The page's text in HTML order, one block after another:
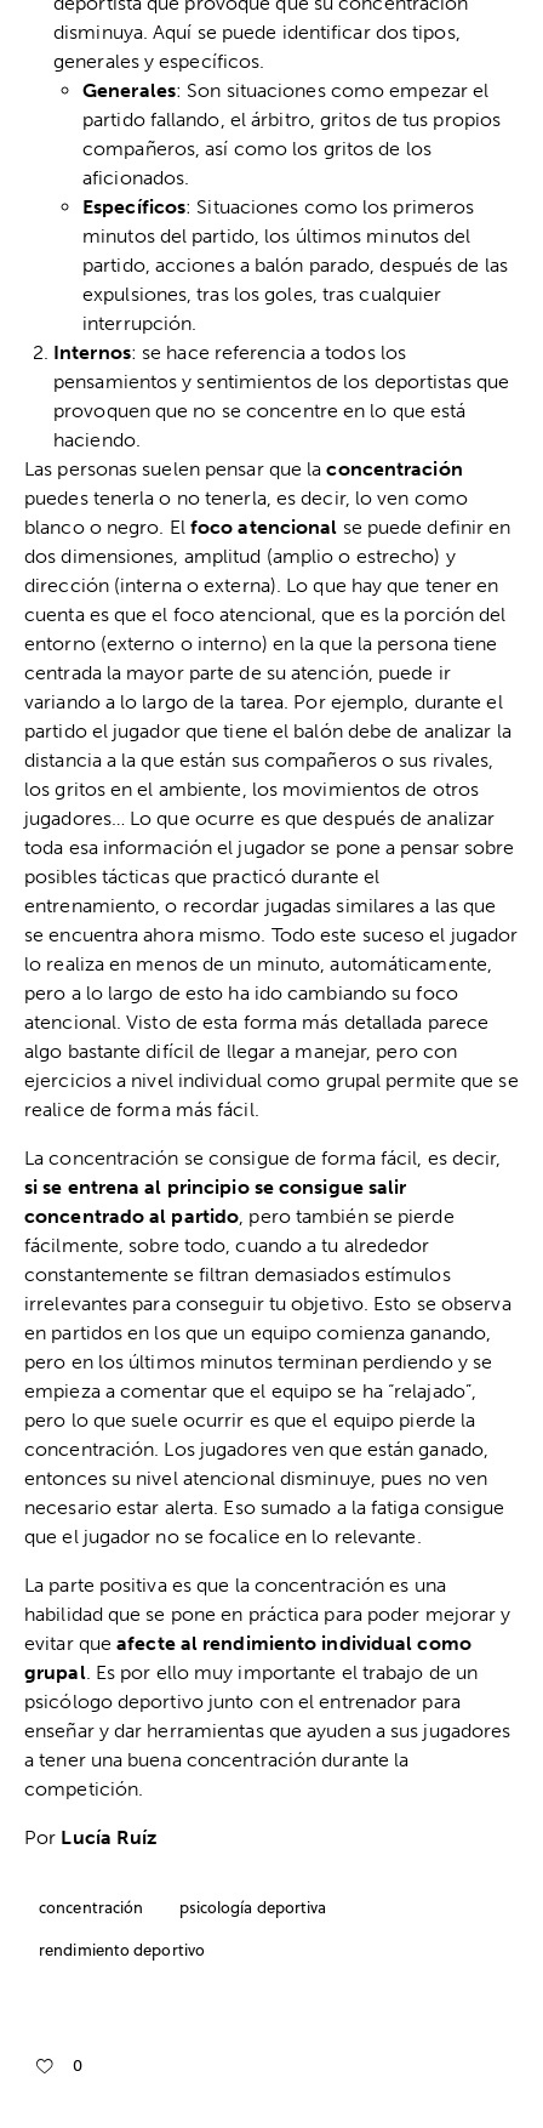
disminuya. Aquí se puede identificar dos tipos,
generales y específicos.
Generales: Son situaciones como empezar el
partido fallando, el árbitro, gritos de tus propios
compañeros, así como los gritos de los
aficionados.
Específicos: Situaciones como los primeros
minutos del partido, los últimos minutos del
partido, acciones a balón parado, después de las
expulsiones, tras los goles, tras cualquier
interrupción.
Internos: se hace referencia a todos los
pensamientos y sentimientos de los deportistas que
provoquen que no se concentre en lo que está
haciendo.
Las personas suelen pensar que laconcentración
puedes tenerla o no tenerla, es decir, lo ven como
blanco o negro. El foco atencional se puede definir en
dos dimensiones, amplitud (amplio o estrecho) y
dirección (interna o externa). Lo que hay que tener en
cuenta es que el foco atencional, que es la porción del
entorno (externo o interno) en la que la persona tiene
centrada la mayor parte de su atención, puede ir
variando a lo largo de la tarea. Por ejemplo, durante el
partido el jugador que tiene el balón debe de analizar la
distancia a la que están sus compañeros o sus rivales,
los gritos en el ambiente, los movimientos de otros
jugadores… Lo que ocurre es que después de analizar
toda esa información el jugador se pone a pensar sobre
posibles tácticas que practicó durante el
entrenamiento, o recordar jugadas similares a las que
se encuentra ahora mismo. Todo este suceso el jugador
lo realiza en menos de un minuto, automáticamente,
pero a lo largo de esto ha ido cambiando su foco
atencional. Visto de esta forma más detallada parece
algo bastante difícil de llegar a manejar, pero con
ejercicios a nivel individual como grupal permite que se
realice de forma más fácil.
La concentración se consigue de forma fácil, es decir,
si se entrena al principio se consigue salir
concentrado al partido, pero también se pierde
fácilmente, sobre todo, cuando a tu alrededor
constantemente se filtran demasiados estímulos
irrelevantes para conseguir tu objetivo. Esto se observa
en partidos en los que un equipo comienza ganando,
pero en los últimos minutos terminan perdiendo y se
empieza a comentar que el equipo se ha “relajado”,
pero lo que suele ocurrir es que el equipo pierde la
concentración. Los jugadores ven que están ganado,
entonces su nivel atencional disminuye, pues no ven
necesario estar alerta. Eso sumado a la fatiga consigue
que el jugador no se focalice en lo relevante.
La parte positiva es que la concentración es una
habilidad que se pone en práctica para poder mejorar y
evitar queafecte al rendimiento individual como
grupal. Es por ello muy importante el trabajo de un
psicólogo deportivo junto con el entrenador para
enseñar y dar herramientas que ayuden a sus jugadores
a tener una buena concentración durante la
competición.
Por Lucía Ruíz
concentración
psicología deportiva
rendimiento deportivo
0